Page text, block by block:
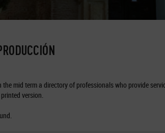
mid term a directory of professionals who provide
version.